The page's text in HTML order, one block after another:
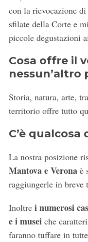
con la rievocazione
sfilate della Corte e
piccole degustazioni
Cosa offre il
nessun’altro
Storia, natura, arte,
territorio offre tutto
C’è
La nostra posizione
Mantova e Veronaè
raggiungerle in breve
Inoltre i numerosi
e i museiche
faranno tuffare in
C
e
c
: